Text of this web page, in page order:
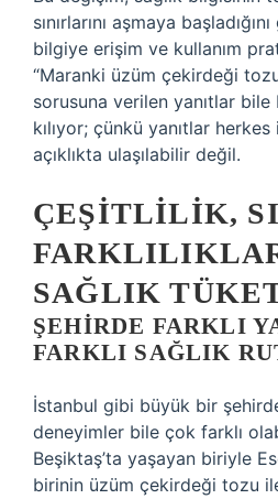
sınırlarını aşmaya
bilgiye erişim ve kullanım
“Maranki üzüm çekirdeği tozu
sorusuna verilen yanıtlar
kılıyor; çünkü yanıtlar herkes
açıklıkta ulaşılabilir değil.
ÇEŞITLILIK,
SAĞLIK
ŞEHIRDE FARKLI
FARKLI SAĞLIK
İstanbul gibi büyük bir
deneyimler bile çok farklı
Beşiktaş’ta yaşayan biriyle
birinin üzüm çekirdeği tozu